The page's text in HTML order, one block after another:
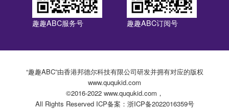
趣趣ABC服务号 趣趣ABC订阅号
“趣趣ABC”由香港邦德尔科技有限公司研发并拥有对应的版权
www.ququkid.com
©2016-2022 www.ququkid.com，
All Rights Reserved ICP备案：浙ICP备2022016359号